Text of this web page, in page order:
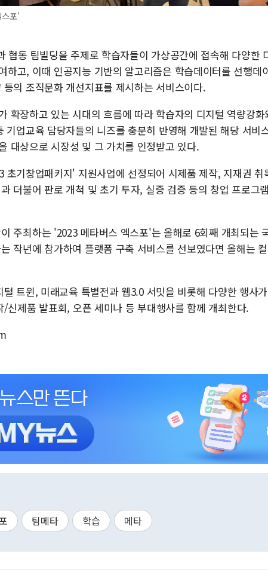
포'
협동 팀빌딩을 주제로 학습자들이 가상공간에 접속해 다양한
하고, 이때 인공지능 기반의 알고리즘은 학습데이터를 선행데
의 조직문화 개선지표를 제시하는 서비스이다.
확장하고 있는 시대의 흐름에 따라 학습자의 디지털 역량강
기업교육 담당자들의 니즈를 충분히 반영해 개발된 해당 서비
대상으로 시장성 및 그 가치를 인정받고 있다.
초기창업패키지' 지원사업에 선정되어 시제품 제작, 지재권 취
더불어 판로 개척 및 초기 투자, 실증 검증 등의 창업 프로그
주최하는 '2023 메타버스 엑스포'는 올해로 6회째 개최되는
작년에 참가하여 플랫폼 구축 서비스를 선보였다면 올해는
트윈, 미래교육 특별전과 웹3.0 서밋을 비롯해 다양한 행사
신제품 발표회, 오픈 세미나 등 부대행사를 함께 개최한다.
팀메타 학습 메타